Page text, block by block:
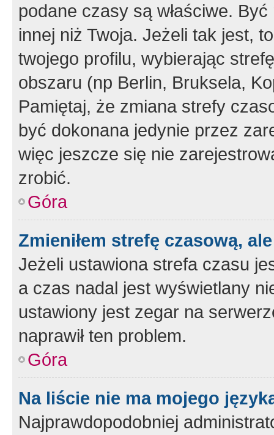
podane czasy są właściwe.
innej niż Twoja. Jeżeli tak jest,
twojego profilu, wybierając
obszaru (np Berlin, Bruksela,
Pamiętaj, że zmiana strefy
być dokonana jedynie przez
więc jeszcze się nie
zrobić.
Góra
Zmieniłem strefę czasową,
Jeżeli ustawiona strefa czasu
a czas nadal jest wyświetlany
ustawiony jest zegar na
naprawił ten problem.
Góra
Na liście nie ma mojego
Najprawdopodobniej